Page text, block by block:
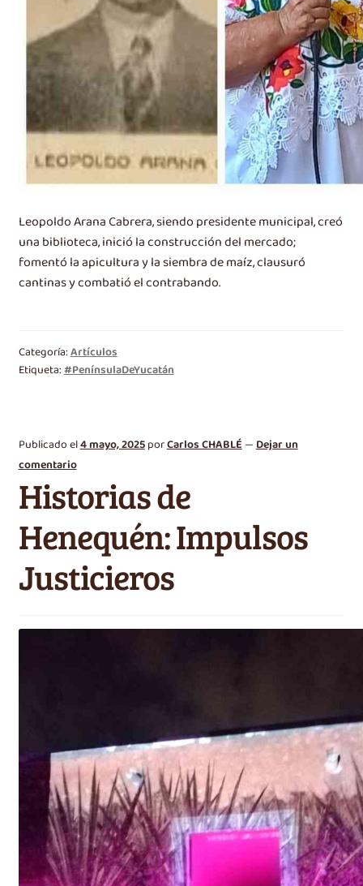
Leopoldo Arana Cabrera, siendo presidente municipal, creó
una biblioteca, inició la construcción del mercado;
fomentó la apicultura y la siembra de maíz, clausuró
cantinas y combatió el contrabando.
Categoría:Artículos
Etiqueta:#PenínsulaDeYucatán
Publicado el4 mayo, 2025porCarlos CHABLÉ—Dejar un
comentario
Historias de
Henequén: Impulsos
Justicieros